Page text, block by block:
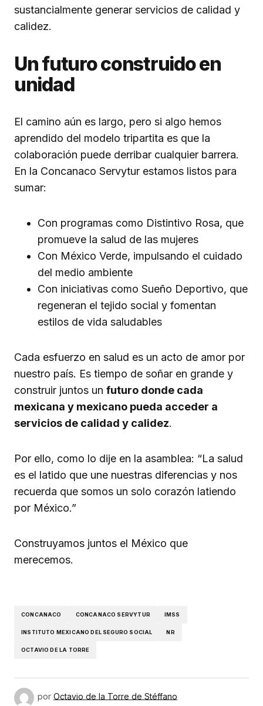
sustancialmente generar servicios de calidad y
calidez.
Un futuro construido en
unidad
El camino aún es largo, pero si algo hemos
aprendido del modelo tripartita es que la
colaboración puede derribar cualquier barrera.
En la Concanaco Servytur estamos listos para
sumar:
Con programas como Distintivo Rosa, que
promueve la salud de las mujeres
Con México Verde, impulsando el cuidado
del medio ambiente
Con iniciativas como Sueño Deportivo, que
regeneran el tejido social y fomentan
estilos de vida saludables
Cada esfuerzo en salud es un acto de amor por
nuestro país. Es tiempo de soñar en grande y
construir juntos un futuro donde cada
mexicana y mexicano pueda acceder a
servicios de calidad y calidez.
Por ello, como lo dije en la asamblea: “La salud
es el latido que une nuestras diferencias y nos
recuerda que somos un solo corazón latiendo
por México.”
Construyamos juntos el México que
merecemos.
CONCANACO CONCANACO SERVYTUR IMSS
INSTITUTO MEXICANO DEL SEGURO SOCIAL NR
OCTAVIO DE LA TORRE
por Octavio de la Torre de Stéffano